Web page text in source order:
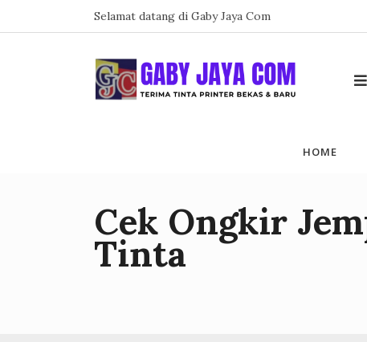
to
Selamat datang di Gaby Jaya Com
HOME
Cek Ongkir
Tinta